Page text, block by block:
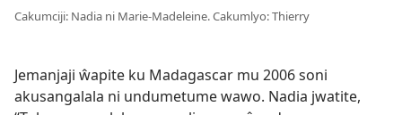
Cakumciji: Nadia ni Marie-Madeleine. Cakumlyo: Thierry
Jemanjaji ŵapite ku Madagascar mu 2006 soni
akusangalala ni undumetume wawo. Nadia jwatite,